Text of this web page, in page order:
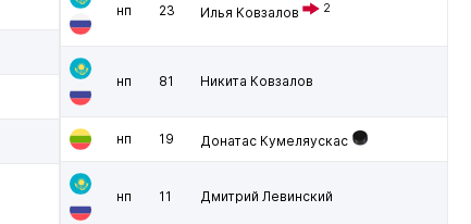
нп 23 Илья Ковзалов 2
нп 81 Никита Ковзалов
нп 19 Донатас Кумеляускас
нп 11 Дмитрий Левинский